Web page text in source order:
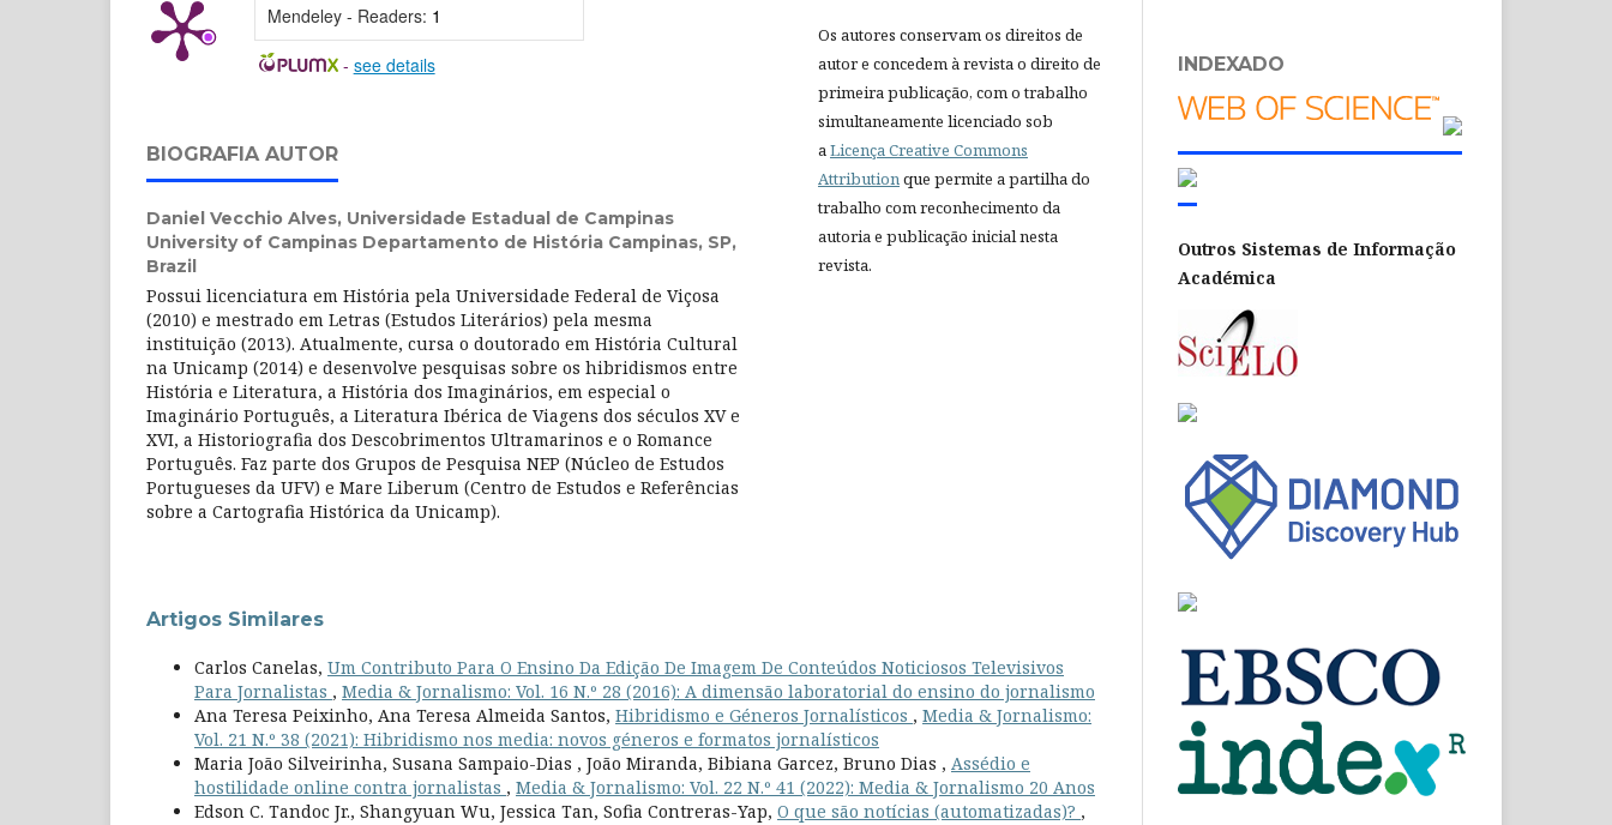
Mendeley - Readers: 1
- see details
BIOGRAFIA AUTOR
Daniel Vecchio Alves, Universidade Estadual de Campinas
University of Campinas Departamento de História Campinas, SP,
Brazil
Possui licenciatura em História pela Universidade Federal de Viçosa
(2010) e mestrado em Letras (Estudos Literários) pela mesma
instituição (2013). Atualmente, cursa o doutorado em História Cultural
na Unicamp (2014) e desenvolve pesquisas sobre os hibridismos entre
História e Literatura, a História dos Imaginários, em especial o
Imaginário Português, a Literatura Ibérica de Viagens dos séculos XV e
XVI, a Historiografia dos Descobrimentos Ultramarinos e o Romance
Português. Faz parte dos Grupos de Pesquisa NEP (Núcleo de Estudos
Portugueses da UFV) e Mare Liberum (Centro de Estudos e Referências
sobre a Cartografia Histórica da Unicamp).
Os autores conservam os direitos de
autor e concedem à revista o direito de
primeira publicação, com o trabalho
simultaneamente licenciado sob
aLicença Creative Commons
Attributionque permite a partilha do
trabalho com reconhecimento da
autoria e publicação inicial nesta
revista.
Artigos Similares
Carlos Canelas, Um Contributo Para O Ensino Da Edição De Imagem De Conteúdos Noticiosos Televisivos
Para Jornalistas , Media & Jornalismo: Vol. 16 N.º 28 (2016): A dimensão laboratorial do ensino do jornalismo
Ana Teresa Peixinho, Ana Teresa Almeida Santos, Hibridismo e Géneros Jornalísticos , Media & Jornalismo:
Vol. 21 N.º 38 (2021): Hibridismo nos media: novos géneros e formatos jornalísticos
Maria João Silveirinha, Susana Sampaio-Dias , João Miranda, Bibiana Garcez, Bruno Dias , Assédio e
hostilidade online contra jornalistas , Media & Jornalismo: Vol. 22 N.º 41 (2022): Media & Jornalismo 20 Anos
Edson C. Tandoc Jr., Shangyuan Wu, Jessica Tan, Sofia Contreras-Yap, O que são notícias (automatizadas)? ,
INDEXADO
Outros Sistemas de Informação
Académica